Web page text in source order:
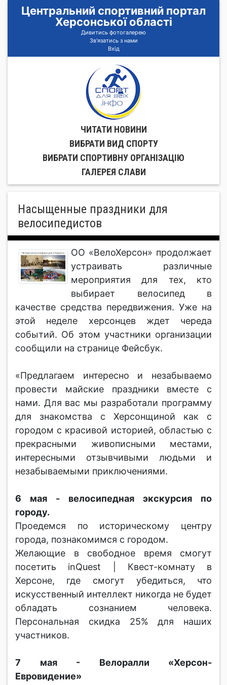
Центральний спортивний портал
Херсонської області
Дивитись фотогалерею
Зв'язатись з нами
Вхід
ЧИТАТИ НОВИНИ
ВИБРАТИ ВИД СПОРТУ
ВИБРАТИ СПОРТИВНУ ОРГАНIЗАЦIЮ
ГАЛЕРЕЯ СЛАВИ
Насыщенные праздники для
велосипедистов
ОО «ВелоХерсон» продолжает
устраивать различные
мероприятия для тех, кто
выбирает велосипед в
качестве средства передвижения. Уже на
этой неделе херсонцев ждет череда
событий. Об этом участники организации
сообщили на странице Фейсбук.
«Предлагаем интересно и незабываемо
провести майские праздники вместе с
нами. Для вас мы разработали программу
для знакомства с Херсонщиной как с
городом с красивой историей, областью с
прекрасными живописными местами,
интересными отзывчивыми людьми и
незабываемыми приключениями.
6 мая - велосипедная экскурсия по
городу.
Проедемся по историческому центру
города, познакомимся с городом.
Желающие в свободное время смогут
посетить inQuest | Квест-комнату в
Херсоне, где смогут убедиться, что
искусственный интеллект никогда не будет
обладать сознанием человека.
Персональная скидка 25% для наших
участников.
7 мая - Велоралли «Херсон-
Евровидение»